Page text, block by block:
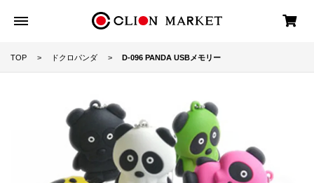
TOP ドクロパンダ D-096 PANDA USBメモリー